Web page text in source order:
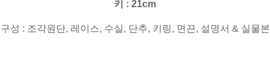
키 : 21cm
구성 : 조각원단, 레이스, 수실, 단추, 키링, 면끈, 설명서 & 실물본